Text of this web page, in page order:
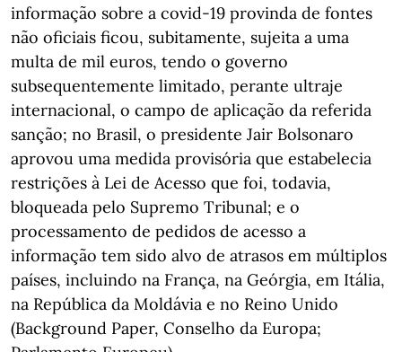
informação sobre a covid-19 provinda de fontes
não oficiais ficou, subitamente, sujeita a uma
multa de mil euros, tendo o governo
subsequentemente limitado, perante ultraje
internacional, o campo de aplicação da referida
sanção; no Brasil, o presidente Jair Bolsonaro
aprovou uma medida provisória que estabelecia
restrições à Lei de Acesso que foi, todavia,
bloqueada pelo Supremo Tribunal; e o
processamento de pedidos de acesso a
informação tem sido alvo de atrasos em múltiplos
países, incluindo na França, na Geórgia, em Itália,
na República da Moldávia e no Reino Unido
(Background Paper, Conselho da Europa;